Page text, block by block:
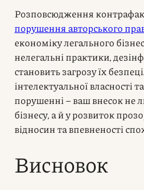
Розповсюдження
порушення авторського
економіку легального
нелегальні практики,
становить загрозу їх
інтелектуальної власності
порушенні – ваш внесок не
бізнесу, а й у розвиток
відносин та впевненості
Висновок